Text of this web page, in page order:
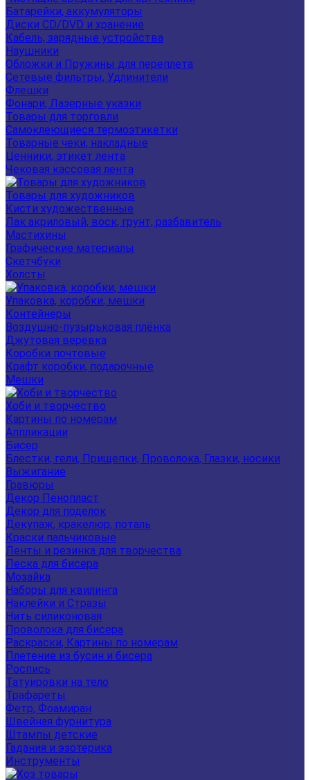
Батарейки, аккумуляторы
Диски CD/DVD и хранение
Кабель, зарядные устройства
Наушники
Обложки и Пружины для переплета
Сетевые фильтры, Удлинители
Флешки
Фонари, Лазерные указки
Товары для торговли
Самоклеющиеся термоэтикетки
Товарные чеки, накладные
Ценники, этикет лента
Чековая кассовая лента
Товары для художников
Кисти художественные
Лак акриловый, воск, грунт, разбавитель
Мастихины
Графические материалы
Скетчбуки
Холсты
Упаковка, коробки, мешки
Контейнеры
Воздушно-пузырьковая плёнка
Джутовая веревка
Коробки почтовые
Крафт коробки, подарочные
Мешки
Хоби и творчество
Картины по номерам
Аппликации
Бисер
Блестки, гели, Прищепки, Проволока, Глазки, носики
Выжигание
Гравюры
Декор Пенопласт
Декор для поделок
Декупаж, кракелюр, поталь
Краски пальчиковые
Ленты и резинка для творчества
Леска для бисера
Мозайка
Наборы для квилинга
Наклейки и Стразы
Нить силиконовая
Проволока для бисера
Раскраски, Картины по номерам
Плетение из бусин и бисера
Роспись
Татуировки на тело
Трафареты
Фетр, Фоамиран
Швейная фурнитура
Штампы детские
Гадания и эзотерика
Инструменты